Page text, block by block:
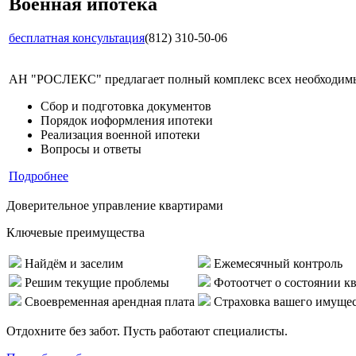
бесплатная консультация(812) 310-50-06
АН "РОСЛЕКС" предлагает полный комплекс всех
Сбор и подготовка документов
Порядок иоформления ипотеки
Реализация военной ипотеки
Вопросы и ответы
Подробнее
Доверительное управление квартирами
Ключевые преимущества
Найдём и заселим
Ежемесячный контроль
Решим текущие проблемы
Фотоотчет о состоянии
Своевременная арендная плата
Страховка вашего
Отдохните без забот. Пусть работают специалисты.